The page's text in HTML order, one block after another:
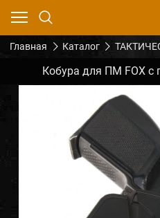
Главная Каталог
Кобура для ПМ FOX с